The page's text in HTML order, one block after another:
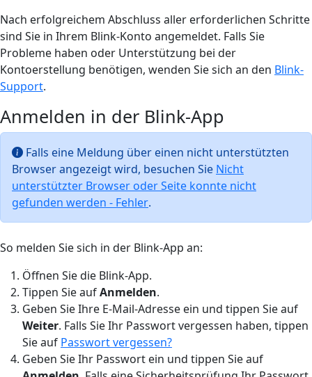
Nach erfolgreichem Abschluss aller erforderlichen Schritte
sind Sie in Ihrem Blink-Konto angemeldet. Falls Sie
Probleme haben oder Unterstützung bei der
Kontoerstellung benötigen, wenden Sie sich an den Blink-
Support.
Anmelden in der Blink-App
Falls eine Meldung über einen nicht unterstützten
Browser angezeigt wird, besuchen Sie Nicht
unterstützter Browser oder Seite konnte nicht
gefunden werden - Fehler.
So melden Sie sich in der Blink-App an:
Öffnen Sie die Blink-App.
Tippen Sie aufAnmelden.
Geben Sie Ihre E-Mail-Adresse ein und tippen Sie auf
Weiter. Falls Sie Ihr Passwort vergessen haben, tippen
Sie auf Passwort vergessen?
Geben Sie Ihr Passwort ein und tippen Sie auf